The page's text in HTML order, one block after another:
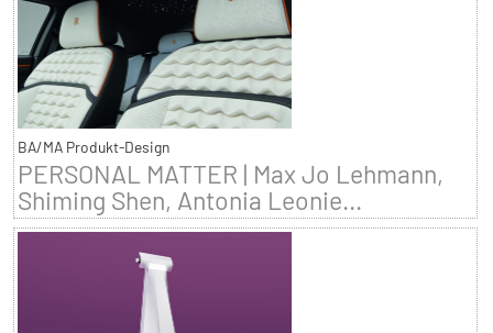
BA/MA Produkt-Design
PERSONAL MATTER | Max Jo Lehmann,
Shiming Shen, Antonia Leonie...